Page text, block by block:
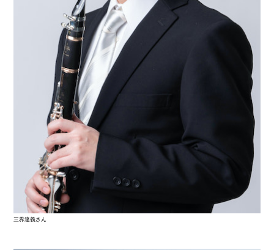
三界達義さん